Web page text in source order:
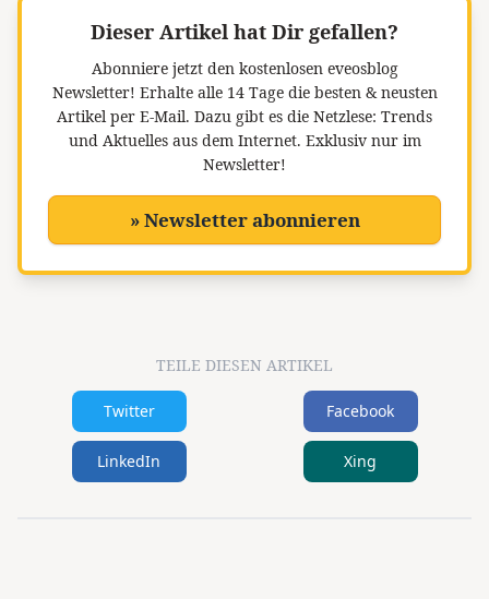
Dieser Artikel hat Dir gefallen?
Abonniere jetzt den kostenlosen eveosblog
Newsletter! Erhalte alle 14 Tage die besten & neusten
Artikel per E-Mail. Dazu gibt es die Netzlese: Trends
und Aktuelles aus dem Internet. Exklusiv nur im
Newsletter!
» Newsletter abonnieren
TEILE DIESEN ARTIKEL
Twitter Facebook
LinkedIn Xing